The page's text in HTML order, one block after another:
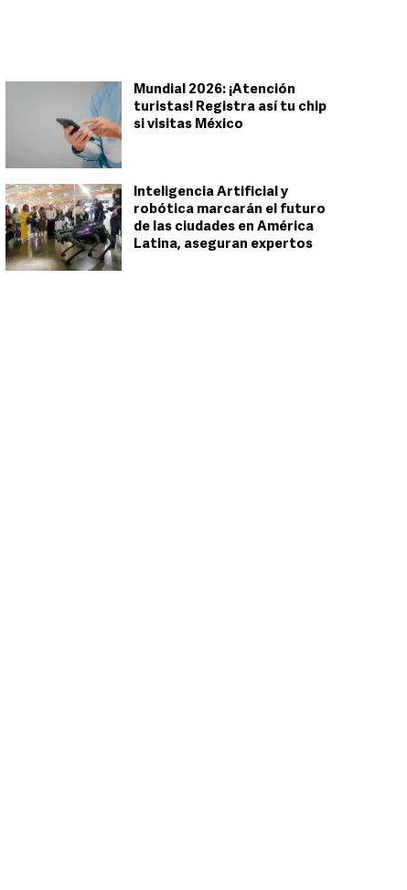
Mundial 2026: ¡Atención
turistas! Registra así tu chip
si visitas México
Inteligencia Artificial y
robótica marcarán el futuro
de las ciudades en América
Latina, aseguran expertos